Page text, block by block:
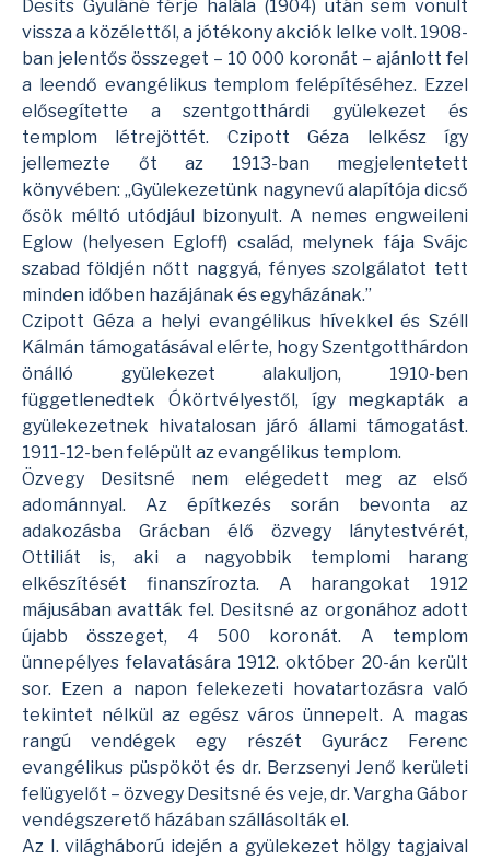
Desits Gyuláné férje halála (1904) után sem vonult
vissza a közélettől, a jótékony akciók lelke volt. 1908-
ban jelentős összeget – 10 000 koronát – ajánlott fel
a leendő evangélikus templom felépítéséhez. Ezzel
elősegítette a szentgotthárdi gyülekezet és
templom létrejöttét. Czipott Géza lelkész így
jellemezte őt az 1913-ban megjelentetett
könyvében: „Gyülekezetünk nagynevű alapítója dicső
ősök méltó utódjául bizonyult. A nemes engweileni
Eglow (helyesen Egloff) család, melynek fája Svájc
szabad földjén nőtt naggyá, fényes szolgálatot tett
minden időben hazájának és egyházának.”
Czipott Géza a helyi evangélikus hívekkel és Széll
Kálmán támogatásával elérte, hogy Szentgotthárdon
önálló gyülekezet alakuljon, 1910-ben
függetlenedtek Ókörtvélyestől, így megkapták a
gyülekezetnek hivatalosan járó állami támogatást.
1911-12-ben felépült az evangélikus templom.
Özvegy Desitsné nem elégedett meg az első
adománnyal. Az építkezés során bevonta az
adakozásba Grácban élő özvegy lánytestvérét,
Ottiliát is, aki a nagyobbik templomi harang
elkészítését finanszírozta. A harangokat 1912
májusában avatták fel. Desitsné az orgonához adott
újabb összeget, 4 500 koronát. A templom
ünnepélyes felavatására 1912. október 20-án került
sor. Ezen a napon felekezeti hovatartozásra való
tekintet nélkül az egész város ünnepelt. A magas
rangú vendégek egy részét Gyurácz Ferenc
evangélikus püspököt és dr. Berzsenyi Jenő kerületi
felügyelőt – özvegy Desitsné és veje, dr. Vargha Gábor
vendégszerető házában szállásolták el.
Az I. világháború idején a gyülekezet hölgy tagjaival